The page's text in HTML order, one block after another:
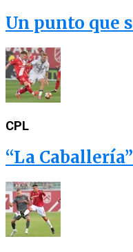
Un punto que
CPL
“La